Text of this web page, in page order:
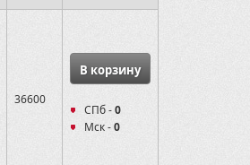
36600
В корзину
СПб -0
Мск -0